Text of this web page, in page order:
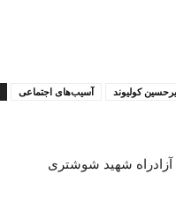
آسیب‌های اجتماعی کولیوند
شهید شوشتری